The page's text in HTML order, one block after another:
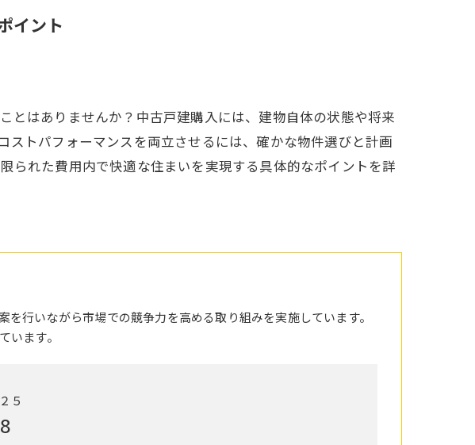
イント
とはありませんか？中古戸建購入には、建物自体の状態や将来
トパフォーマンスを両立させるには、確かな物件選びと計画
られた費用内で快適な住まいを実現する具体的なポイントを詳
行いながら市場での競争力を高める取り組みを実施しています。
います。
５